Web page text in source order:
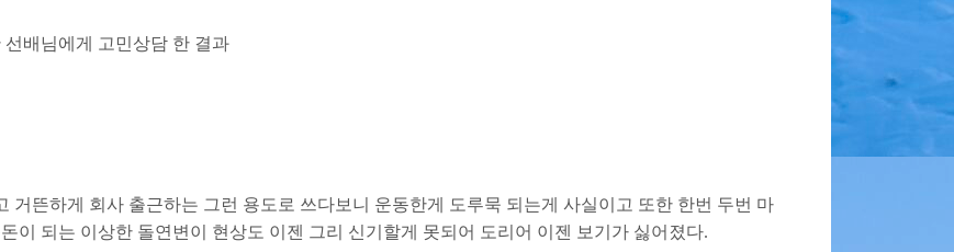
배님에게 고민상담 한 결과
거뜬하게 회사 출근하는 그런 용도로 쓰다보니 운동한게 도루묵 되는게 사실이고 또한 한번 두번 마
이 되는 이상한 돌연변이 현상도 이젠 그리 신기할게 못되어 도리어 이젠 보기가 싫어졌다.